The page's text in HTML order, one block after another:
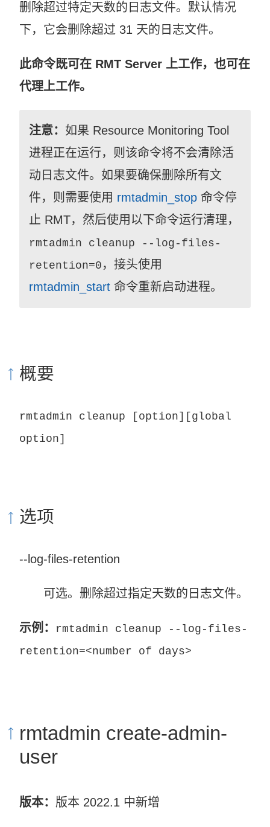
删除超过特定天数的日志文件。默认情况
下，它会删除超过 31 天的日志文件。
此命令既可在 RMT Server 上工作，也可在
代理上工作。
注意： 如果 Resource Monitoring Tool
进程正在运行，则该命令将不会清除活
动日志文件。如果要确保删除所有文
件，则需要使用 rmtadmin_stop 命令停
止 RMT，然后使用以下命令运行清理，
rmtadmin cleanup --log-files-
retention=0 ，接头使用
rmtadmin_start 命令重新启动进程。
概要
rmtadmin cleanup [option][global
option]
选项
--log-files-retention
可选。删除超过指定天数的日志文件。
示例：
rmtadmin cleanup --log-files-
retention=<number of days>
rmtadmin create-admin-
user
版本： 版本 2022.1 中新增